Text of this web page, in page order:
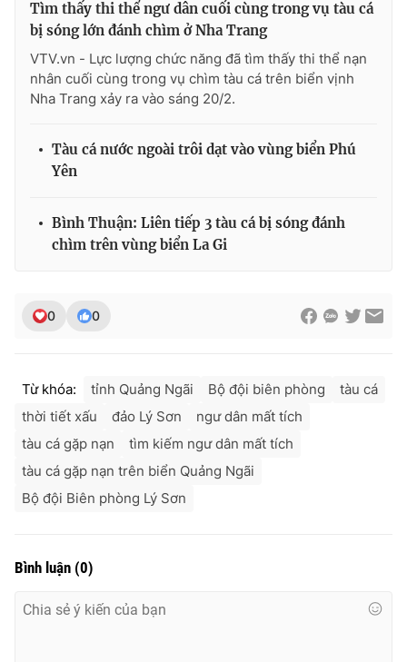
Tìm thấy thi thể ngư dân cuối cùng trong vụ tàu cá
bị sóng lớn đánh chìm ở Nha Trang
VTV.vn - Lực lượng chức năng đã tìm thấy thi thể nạn
nhân cuối cùng trong vụ chìm tàu cá trên biển vịnh
Nha Trang xảy ra vào sáng 20/2.
Tàu cá nước ngoài trôi dạt vào vùng biển Phú
Yên
Bình Thuận: Liên tiếp 3 tàu cá bị sóng đánh
chìm trên vùng biển La Gi
0 0
Từ khóa: tỉnh Quảng Ngãi Bộ đội biên phòng
tàu cá
thời tiết xấu
đảo Lý Sơn
ngư dân mất tích
tàu cá gặp nạn
tìm kiếm ngư dân mất tích
tàu cá gặp nạn trên biển Quảng Ngãi
Bộ đội Biên phòng Lý Sơn
Bình luận (0)